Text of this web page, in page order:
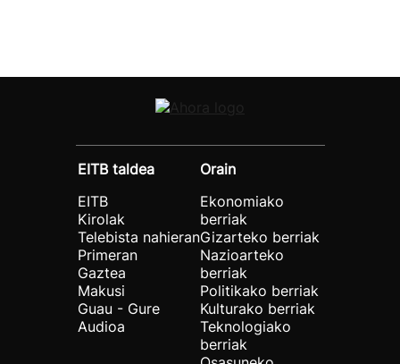
EITB taldea
EITB
Kirolak
Telebista nahieran
Primeran
Gaztea
Makusi
Guau - Gure
Audioa
Orain
Ekonomiako
berriak
Gizarteko berriak
Nazioarteko
berriak
Politikako berriak
Kulturako berriak
Teknologiako
berriak